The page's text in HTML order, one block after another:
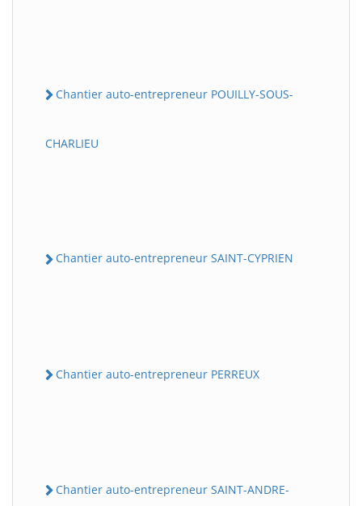
Chantier auto-entrepreneur POUILLY-SOUS-
CHARLIEU
Chantier auto-entrepreneur SAINT-CYPRIEN
Chantier auto-entrepreneur PERREUX
Chantier auto-entrepreneur SAINT-ANDRE-